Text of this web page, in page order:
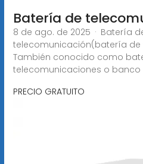
Batería de
8 de ago. de 2025 · Batería
telecomunicación(batería de
También conocido como
telecomunicaciones o
PRECIO GRATUITO